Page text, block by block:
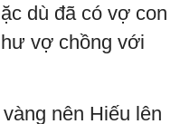
dù đã có vợ con
vợ chồng với
nên Hiếu lên